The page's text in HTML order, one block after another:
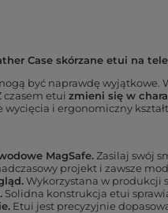
Case skórzane etui na
być naprawdę wyjątkowe.
czasem etui zmieni się w
i ergonomiczny
MagSafe.Zasilaj swój
projekt i zawsze
Wykorzystana w produkcji
Solidna konstrukcja etui
Etui jest precyzyjnie